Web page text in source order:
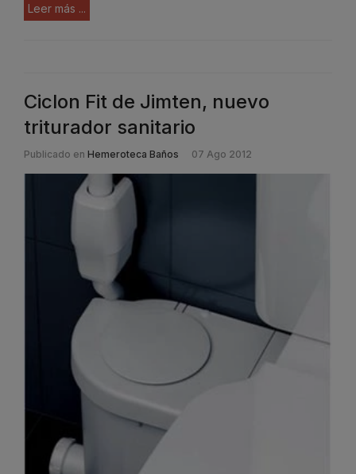
Leer más ...
Ciclon Fit de Jimten, nuevo
triturador sanitario
Publicado en Hemeroteca Baños 07 Ago 2012